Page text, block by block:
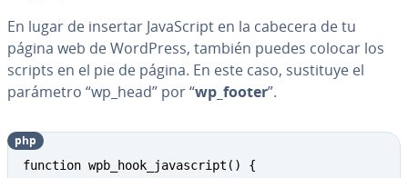
En lugar de insertar Ja­va­S­cri­pt en la cabecera de tu
página web de WordPress, también puedes colocar los
scripts en el pie de página. En este caso, sustituye el
parámetro “wp_head” por “wp_footer”.
function wpb_hook_javascript() {
php